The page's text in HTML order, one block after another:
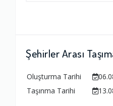
Şehirler Arası
Oluşturma Tarihi
Taşınma Tarihi